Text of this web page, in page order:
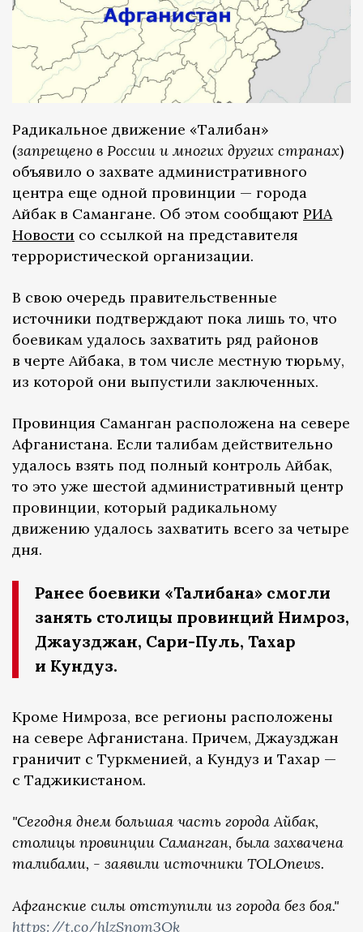
Радикальное движение «Талибан»
(запрещено в России и многих других странах)
объявило о захвате административного
центра еще одной провинции — города
Айбак в Самангане. Об этом сообщают РИА
Новости со ссылкой на представителя
террористической организации.
В свою очередь правительственные
источники подтверждают пока лишь то, что
боевикам удалось захватить ряд районов
в черте Айбака, в том числе местную тюрьму,
из которой они выпустили заключенных.
Провинция Саманган расположена на севере
Афганистана. Если талибам действительно
удалось взять под полный контроль Айбак,
то это уже шестой административный центр
провинции, который радикальному
движению удалось захватить всего за четыре
дня.
Ранее боевики «Талибана» смогли
занять столицы провинций Нимроз,
Джаузджан, Сари-Пуль, Тахар
и Кундуз.
Кроме Нимроза, все регионы расположены
на севере Афганистана. Причем, Джаузджан
граничит с Туркменией, а Кундуз и Тахар —
с Таджикистаном.
"Сегодня днем большая часть города Айбак,
столицы провинции Саманган, была захвачена
талибами, - заявили источники TOLOnews.
Афганские силы отступили из города без боя."
https://t.co/hlzSnom3Qk